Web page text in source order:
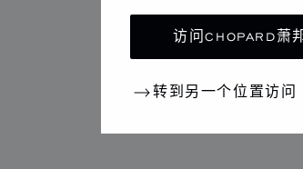
访问CHOPARD萧
转到另一个位置访问